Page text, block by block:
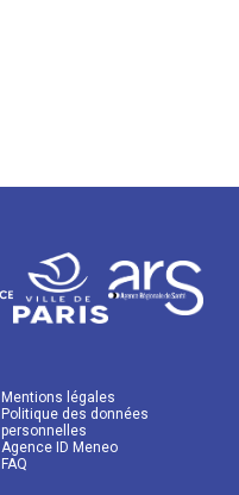
Mentions légales
Politique des données
personnelles
Agence ID Meneo
FAQ